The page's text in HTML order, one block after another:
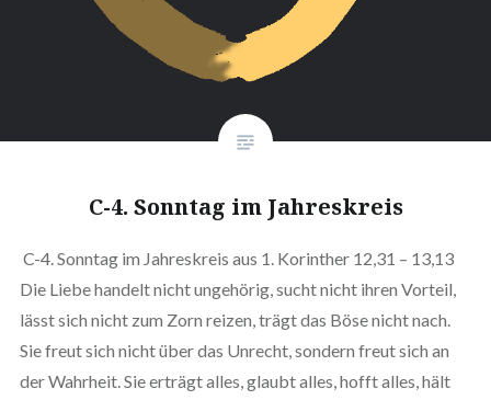
C-4. Sonntag im Jahreskreis
C-4. Sonntag im Jahreskreis aus 1. Korinther 12,31 – 13,13
Die Liebe handelt nicht ungehörig, sucht nicht ihren Vorteil,
lässt sich nicht zum Zorn reizen, trägt das Böse nicht nach.
Sie freut sich nicht über das Unrecht, sondern freut sich an
der Wahrheit. Sie erträgt alles, glaubt alles, hofft alles, hält